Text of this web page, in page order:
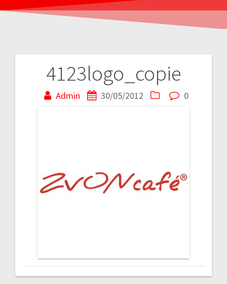
4123logo_copie
Admin 30/05/2012 0
Navigare